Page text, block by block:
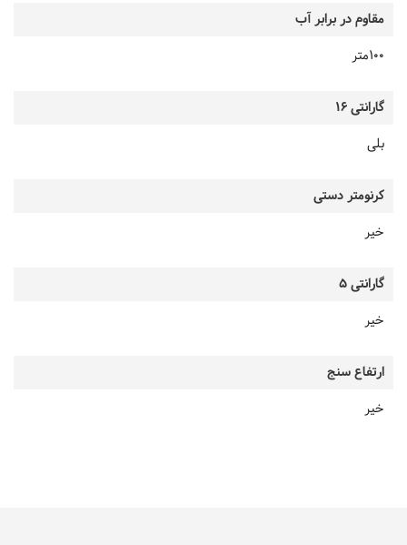
مقاوم در برابر آب
100متر
گارانتی 16
بلی
کرنومتر دستی
خیر
گارانتی 5
خیر
ارتفاع سنج
خیر